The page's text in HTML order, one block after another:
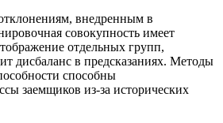
внедренным в
совокупность имеет
отдельных групп,
дисбаланс в предсказаниях. Методы
способны
заемщиков из-за исторических